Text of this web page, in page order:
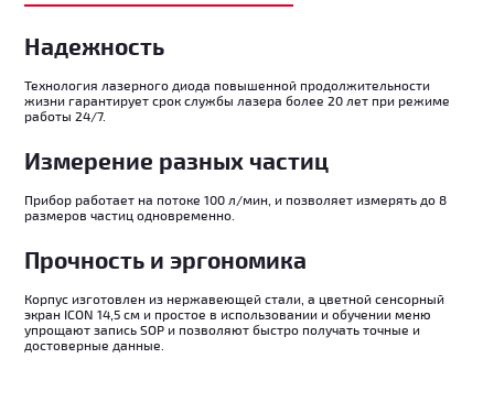
Надежность
Технология лазерного диода повышенной продолжительности
жизни гарантирует срок службы лазера более 20 лет при режиме
работы 24/7.
Измерение разных частиц
Прибор работает на потоке 100 л/мин, и позволяет измерять до 8
размеров частиц одновременно.
Прочность и эргономика
Корпус изготовлен из нержавеющей стали, а цветной сенсорный
экран ICON 14,5 см и простое в использовании и обучении меню
упрощают запись SOP и позволяют быстро получать точные и
достоверные данные.